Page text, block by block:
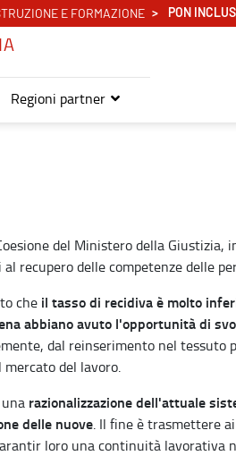
E FORMAZIONE PON
Regioni partner
del Ministero della
recupero delle competenze delle
che il tasso di recidiva è molto
abbiano avuto l'opportunità di
dal reinserimento nel tessuto
del lavoro.
razionalizzazione dell'attuale
delle nuove. Il fine è trasmettere
loro una continuità lavorativa